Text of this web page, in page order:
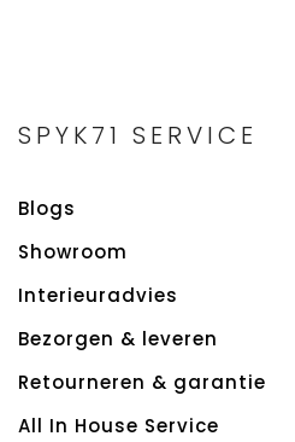
SPYK71 SERVICE
Blogs
Showroom
Interieuradvies
Bezorgen & leveren
Retourneren & garantie
All In House Service